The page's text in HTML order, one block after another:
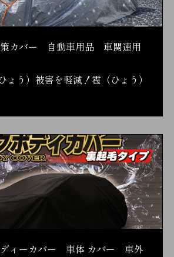
策カバー 自動車用品 車関連用
ょう）被害を軽減！雹（ひょう）
ィーカバー 車体 カバー 車外